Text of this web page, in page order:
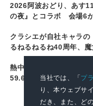
当社では、「プ
り、本ウェブサ
だき、また、ど
2026阿波おどり、あす
の夜』とコラボ 会場6
クラシエが自社キャラ
るねるねるね40周年、
熱中症の救急搬送、7月
59.6% 消防庁の速報値